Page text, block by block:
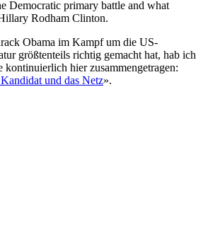
Democratic primary battle and what
Rodham Clinton.
Obama im Kampf um die US-
größtenteils richtig gemacht hat, hab ich
kontinuierlich hier zusammengetragen:
und das Netz».